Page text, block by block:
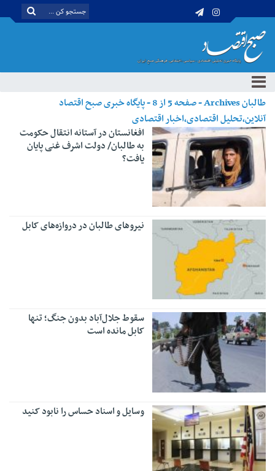
طالبان Archives - صفحه 5 از 8 - پایگاه خبری صبح اقتصاد
آنلاین،تحلیل اقتصادی،اخبار اقتصادی
افغانستان در آستانه انتقال حکومت
به طالبان/ دولت اشرف غنی پایان
یافت؟
نیروهای طالبان در دروازه‌های کابل
سقوط جلال‌آباد بدون جنگ؛ تنها
کابل مانده است
وسایل و اسناد حساس را نابود کنید